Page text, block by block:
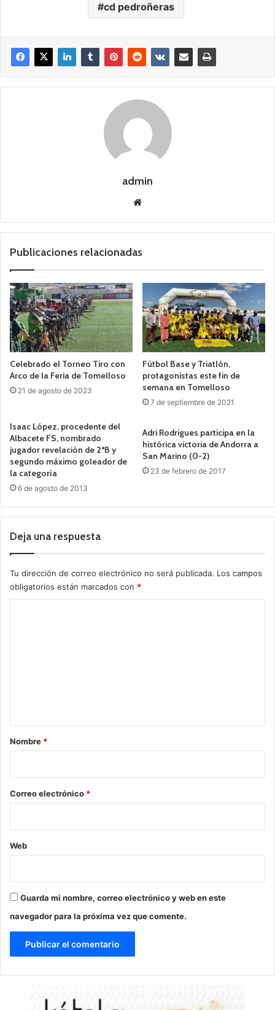
cd pedroñeras
admin
we
Publicaciones relacionadas
Celebrado el Torneo Tiro con
Arco de la Feria de Tomelloso
21 de agosto de 2023
Fútbol Base y Triatlón,
protagonistas este fin de
semana en Tomelloso
7 de septiembre de 2021
Isaac López, procedente del
Albacete FS, nombrado
jugador revelación de 2ªB y
segundo máximo goleador de
la categoría
6 de agosto de 2013
Adri Rodrigues participa en la
histórica victoria de Andorra a
San Marino (0-2)
23 de febrero de 2017
Deja una respuesta
Tu dirección de correo electrónico no será publicada. Los campos
obligatorios están marcados con *
r
*
Nombre *
Correo electrónico *
Web
Guarda mi nombre, correo electrónico y web en este
navegador para la próxima vez que comente.